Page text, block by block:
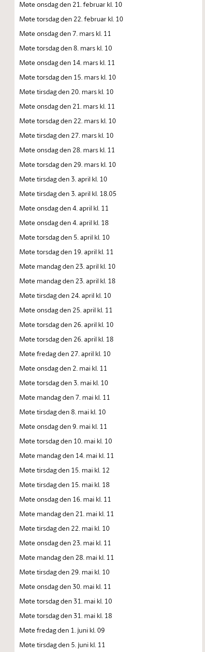
Møte onsdag den 21. februar kl. 10
Møte torsdag den 22. februar kl. 10
Møte onsdag den 7. mars kl. 11
Møte torsdag den 8. mars kl. 10
Møte onsdag den 14. mars kl. 11
Møte torsdag den 15. mars kl. 10
Møte tirsdag den 20. mars kl. 10
Møte onsdag den 21. mars kl. 11
Møte torsdag den 22. mars kl. 10
Møte tirsdag den 27. mars kl. 10
Møte onsdag den 28. mars kl. 11
Møte torsdag den 29. mars kl. 10
Møte tirsdag den 3. april kl. 10
Møte tirsdag den 3. april kl. 18.05
Møte onsdag den 4. april kl. 11
Møte onsdag den 4. april kl. 18
Møte torsdag den 5. april kl. 10
Møte torsdag den 19. april kl. 11
Møte mandag den 23. april kl. 10
Møte mandag den 23. april kl. 18
Møte tirsdag den 24. april kl. 10
Møte onsdag den 25. april kl. 11
Møte torsdag den 26. april kl. 10
Møte torsdag den 26. april kl. 18
Møte fredag den 27. april kl. 10
Møte onsdag den 2. mai kl. 11
Møte torsdag den 3. mai kl. 10
Møte mandag den 7. mai kl. 11
Møte tirsdag den 8. mai kl. 10
Møte onsdag den 9. mai kl. 11
Møte torsdag den 10. mai kl. 10
Møte mandag den 14. mai kl. 11
Møte tirsdag den 15. mai kl. 12
Møte tirsdag den 15. mai kl. 18
Møte onsdag den 16. mai kl. 11
Møte mandag den 21. mai kl. 11
Møte tirsdag den 22. mai kl. 10
Møte onsdag den 23. mai kl. 11
Møte mandag den 28. mai kl. 11
Møte tirsdag den 29. mai kl. 10
Møte onsdag den 30. mai kl. 11
Møte torsdag den 31. mai kl. 10
Møte torsdag den 31. mai kl. 18
Møte fredag den 1. juni kl. 09
Møte tirsdag den 5. juni kl. 11